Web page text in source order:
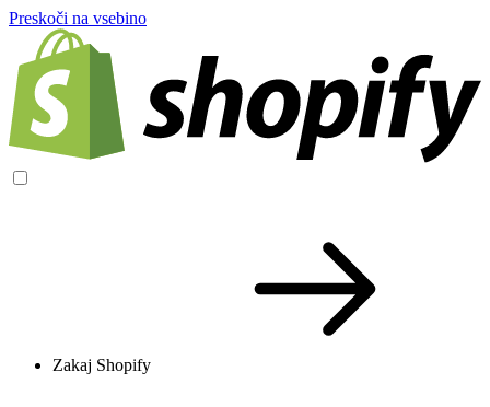
Preskoči na vsebino
Zakaj Shopify